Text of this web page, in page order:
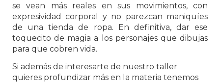
se vean más reales en sus movimientos, con
expresividad corporal y no parezcan maniquíes
de una tienda de ropa. En definitiva, dar ese
toquecito de magia a los personajes que dibujas
para que cobren vida.
Si además de interesarte de nuestro taller
quieres profundizar más en la materia tenemos